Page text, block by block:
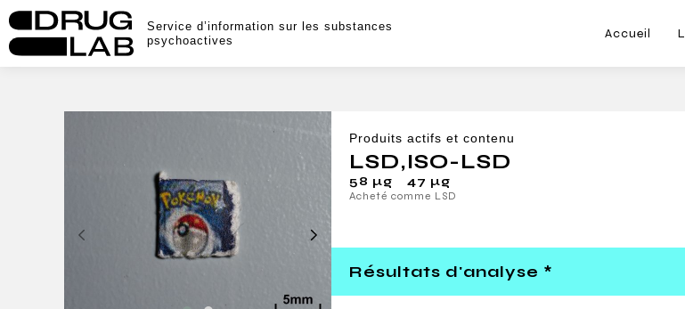
Service d’information sur les substances
psychoactives
Accueil
Produits actifs et contenu
LSD
58 μg
,ISO-LSD
47 μg
Acheté comme LSD
Résultats d'analyse *